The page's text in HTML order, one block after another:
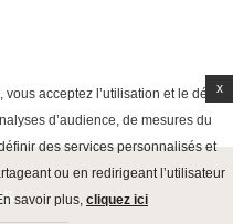
acceptez l’utilisation et le dépôt
d’audience, de mesures du
des services personnalisés et
ou en redirigeant l’utilisateur
savoir plus, cliquez ici
x